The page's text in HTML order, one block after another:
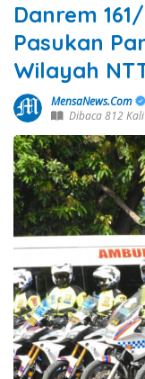
Danrem
Pasukan
Wilayah
MensaNews.Com
Dibaca 812